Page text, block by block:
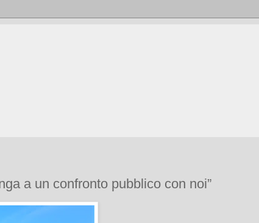
a un confronto pubblico con noi”